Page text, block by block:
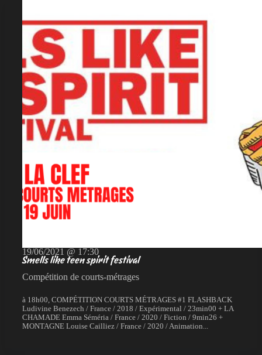
19/06/2021 @ 17:30
Smells like teen spirit festival
Compétition de courts-métrages
à 18h00, COMPÉTITION COURTS MÉTRAGES #1 FLASHBACK
Ludivine Benezech / France / 2018 / Expérimental / 23min00 + LA
CHAMADE Emma Séméria / France / 2020 / Fiction / 9min26 +
MONTAGNE Louise Cailliez / France / 2020 / Animation...